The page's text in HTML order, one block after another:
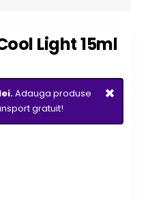
Light 15ml
×
Adauga produse
gratuit!